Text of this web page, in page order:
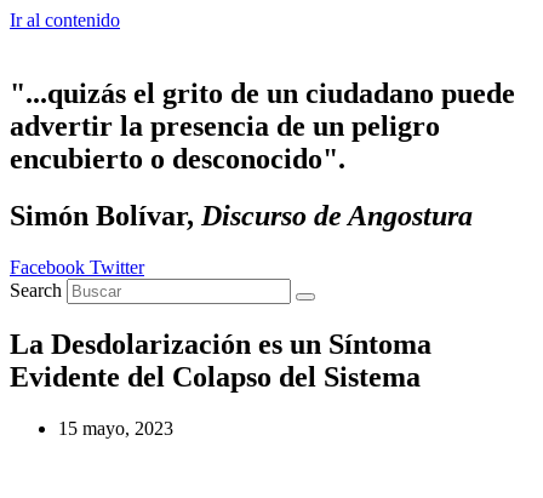
Ir al contenido
"...quizás el grito de un ciudadano puede
advertir la presencia de un peligro
encubierto o desconocido".
Simón Bolívar, Discurso de Angostura
Facebook Twitter
Search
La Desdolarización es un Síntoma
Evidente del Colapso del Sistema
15 mayo, 2023